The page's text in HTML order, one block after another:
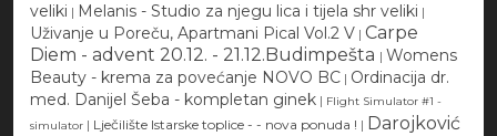
veliki | Melanis - Studio za njegu lica i tijela shr veliki |
Uživanje u Poreču, Apartmani Pical Vol.2 V | Carpe
Diem - advent 20.12. - 21.12.Budimpešta | Womens
Beauty - krema za povećanje NOVO BC | Ordinacija dr.
med. Danijel Šeba - kompletan ginek | Flight Simulator #1 -
simulator | Lječilište Istarske toplice - - nova ponuda ! | Darojković